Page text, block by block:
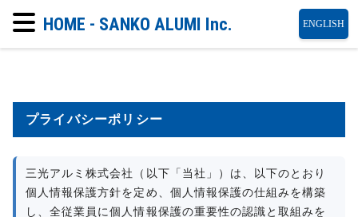
HOME - SANKO ALUMI Inc. ENGLISH
プライバシーポリシー
三光アルミ株式会社（以下「当社」）は、以下のとおり
個人情報保護方針を定め、個人情報保護の仕組みを構築
し、全従業員に個人情報保護の重要性の認識と取組みを